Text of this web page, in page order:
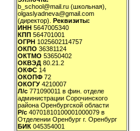
b_school@mail.ru (школьная),
olgaslyadneva@gmail.com
(директор). Реквизиты:
ИНН 5647005340
КПП 564701001
ОГРН 1025602114757
ОКПО 36381124
ОКТМО 53650402
ОКВЭД 80.21.2
ОКФС 14
ОКОПФ 72
ОКОГУ 4210007
Л/с 771090011 в фин. отделе
администрации Сорочинского
района Оренбургской области
Р/с 40701810100001000079 в
Отделении Оренбург г. Оренбург
БИК 045354001